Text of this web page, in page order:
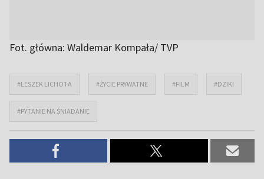
Fot. główna: Waldemar Kompała/ TVP
#LESZEK LICHOTA #ŻYCIE PRYWATNE #FILM #DZIKI
#PYTANIE NA ŚNIADANIE